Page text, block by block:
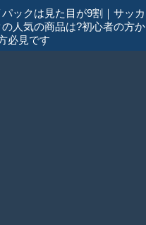
ックは見た目が9割 ｜ サッカ
人気の商品は?初心者の方か
必見です